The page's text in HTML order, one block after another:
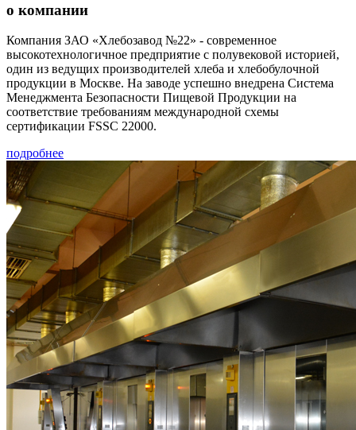
о компании
Компания ЗАО «Хлебозавод №22» - современное
высокотехнологичное предприятие с полувековой историей,
один из ведущих производителей хлеба и хлебобулочной
продукции в Москве. На заводе успешно внедрена Система
Менеджмента Безопасности Пищевой Продукции на
соответствие требованиям международной схемы
сертификации FSSC 22000.
подробнее